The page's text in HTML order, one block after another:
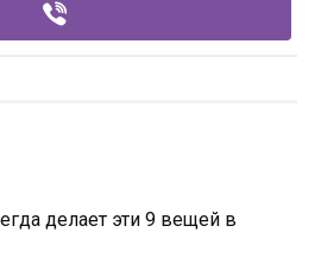
делает эти 9 вещей в